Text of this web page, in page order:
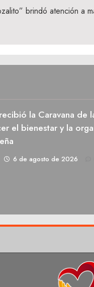
brindó atención a
la Caravana de
el bienestar y la
6 de agosto de 2026